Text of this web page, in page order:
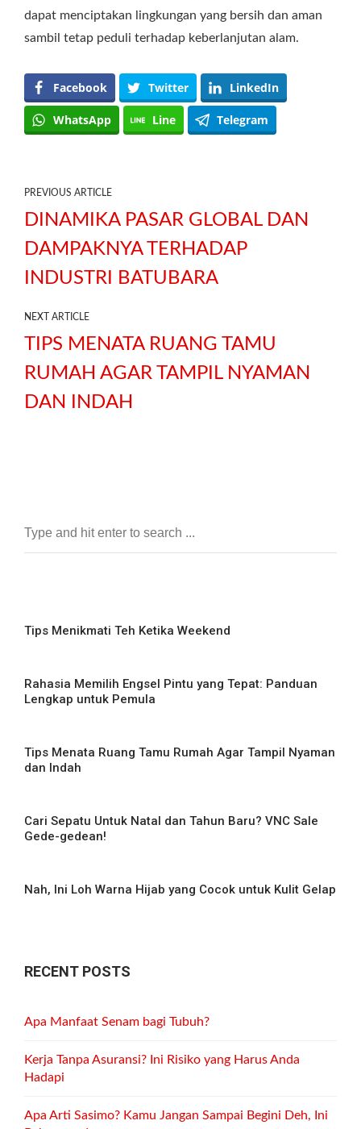
dapat menciptakan lingkungan yang bersih dan aman
sambil tetap peduli terhadap keberlanjutan alam.
Facebook Twitter LinkedIn
WhatsApp Line Telegram
PREVIOUS ARTICLE
DINAMIKA PASAR GLOBAL DAN
DAMPAKNYA TERHADAP
INDUSTRI BATUBARA
NEXT ARTICLE
TIPS MENATA RUANG TAMU
RUMAH AGAR TAMPIL NYAMAN
DAN INDAH
Tips Menikmati Teh Ketika Weekend
Rahasia Memilih Engsel Pintu yang Tepat: Panduan
Lengkap untuk Pemula
Tips Menata Ruang Tamu Rumah Agar Tampil Nyaman
dan Indah
Cari Sepatu Untuk Natal dan Tahun Baru? VNC Sale
Gede-gedean!
Nah, Ini Loh Warna Hijab yang Cocok untuk Kulit Gelap
RECENT POSTS
Apa Manfaat Senam bagi Tubuh?
Kerja Tanpa Asuransi? Ini Risiko yang Harus Anda
Hadapi
Apa Arti Sasimo? Kamu Jangan Sampai Begini Deh, Ini